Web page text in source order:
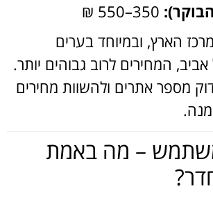
הארץ, ובמיוחד בערים
המחירים לרוב גבוהים יותר.
מספר אתרים ולהשוות מחירים
– מה באמת